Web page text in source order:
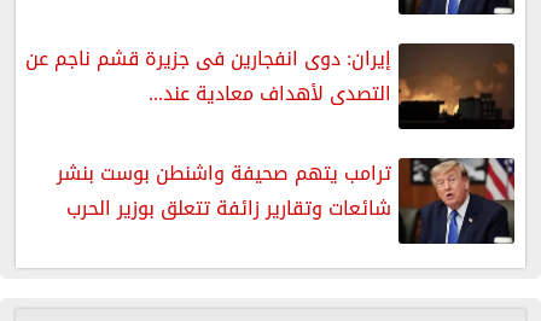
إيران: دوى انفجارين فى جزيرة قشم ناجم عن
التصدى لأهداف معادية عند...
ترامب يتهم صحيفة واشنطن بوست بنشر
شائعات وتقارير زائفة تتعلق بوزير الحرب